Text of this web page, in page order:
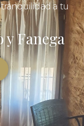
a tu
y Fanega